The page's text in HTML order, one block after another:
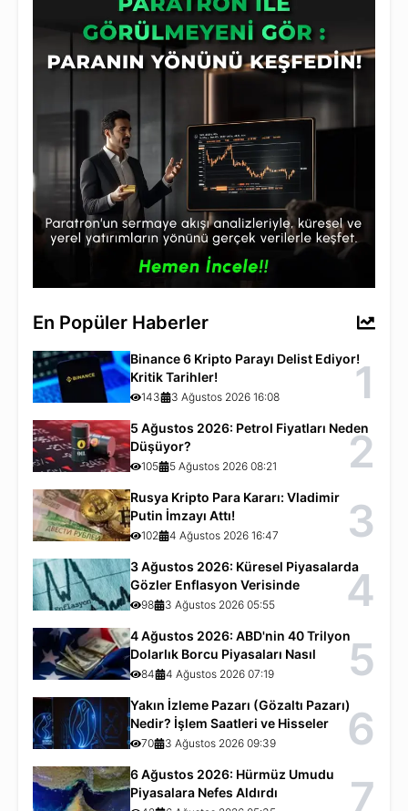
En Popüler Haberler
Binance 6 Kripto Parayı Delist Ediyor!
Kritik Tarihler!
143 3 Ağustos 2026 16:08 1
5 Ağustos 2026: Petrol Fiyatları Neden
Düşüyor?
105 5 Ağustos 2026 08:21 2
Rusya Kripto Para Kararı: Vladimir
Putin İmzayı Attı!
102 4 Ağustos 2026 16:47 3
3 Ağustos 2026: Küresel Piyasalarda
Gözler Enflasyon Verisinde
98 3 Ağustos 2026 05:55 4
4 Ağustos 2026: ABD'nin 40 Trilyon
Dolarlık Borcu Piyasaları Nasıl
Etkiliyor?
84 4 Ağustos 2026 07:19 5
Yakın İzleme Pazarı (Gözaltı Pazarı)
Nedir? İşlem Saatleri ve Hisseler
70 3 Ağustos 2026 09:39 6
6 Ağustos 2026: Hürmüz Umudu
Piyasalara Nefes Aldırdı
7